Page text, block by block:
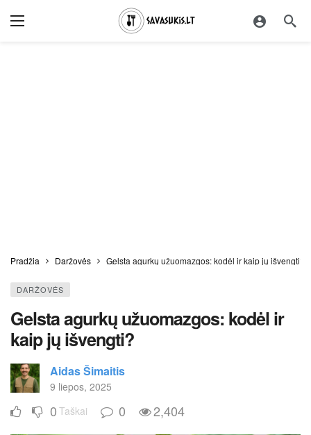
Pradžia Daržovės Gelsta agurkų užuomazgos: kodėl ir kaip jų išvengti?
DARŽOVĖS
Gelsta agurkų užuomazgos: kodėl ir
kaip jų išvengti?
Aidas Šimaitis
9 liepos, 2025
0 Taškai 0 2,404